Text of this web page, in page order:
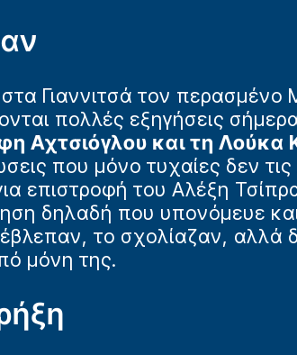
Γιαννιτσά τον
πολλές εξηγήσεις
Αχτσιόγλου και τη Λούκα
που μόνο τυχαίες δεν τις
επιστροφή του Αλέξη
δηλαδή που υπονόμευε
το σχολίαζαν, αλλά
μόνη της.